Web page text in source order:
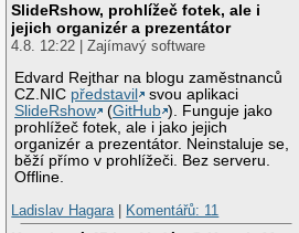
SlideRshow, prohlížeč fotek, ale i
jejich organizér a prezentátor
4.8. 12:22 | Zajímavý software
Edvard Rejthar na blogu zaměstnanců
CZ.NIC představil
svou aplikaci
SlideRshow
(GitHub ). Funguje jako
prohlížeč fotek, ale i jako jejich
organizér a prezentátor. Neinstaluje se,
běží přímo v prohlížeči. Bez serveru.
Offline.
Ladislav Hagara | Komentářů: 11